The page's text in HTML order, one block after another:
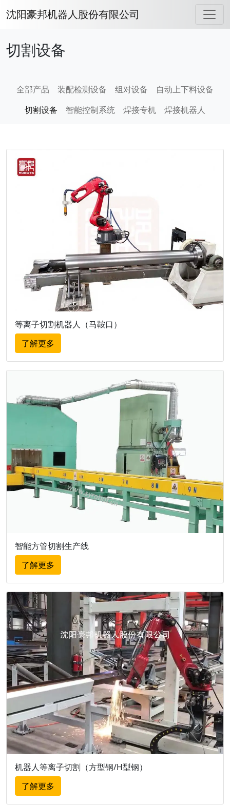
沈阳豪邦机器人股份有限公司
切割设备
全部产品 装配检测设备 组对设备
自动上下料设备
切割设备
智能控制系统 焊接专机 焊接机器人
等离子切割机器人（马鞍口）
了解更多
智能方管切割生产线
了解更多
机器人等离子切割（方型钢/H型钢）
了解更多